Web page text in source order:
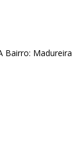
Bairro: Madureira